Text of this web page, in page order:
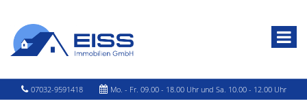
07032-9591418 Mo. - Fr. 09.00 - 18.00 Uhr und Sa. 10.00 - 12.00 Uhr